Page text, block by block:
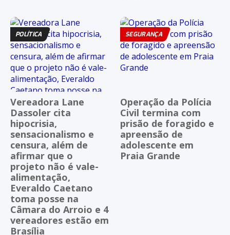
POLÍTICA
Vereadora Lane
Dassoler cita
hipocrisia,
sensacionalismo e
censura, além de
afirmar que o
projeto não é vale-
alimentação,
Everaldo Caetano
toma posse na
Câmara do Arroio e 4
vereadores estão em
Brasília
SEGURANÇA
Operação da Polícia
Civil termina com
prisão de foragido e
apreensão de
adolescente em
Praia Grande